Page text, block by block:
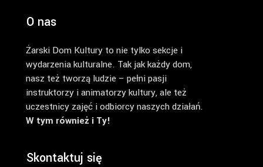
O nas
Żarski Dom Kultury to nie tylko sekcje i
wydarzenia kulturalne. Tak jak każdy dom,
nasz też tworzą ludzie – pełni pasji
instruktorzy i animatorzy kultury, ale też
uczestnicy zajęć i odbiorcy naszych działań.
W tym również i Ty!
Skontaktuj się